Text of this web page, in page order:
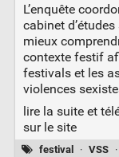
L’enquête
cabinet
mieux
contexte festif
festivals et les
violences
lire la suite et
sur le site
festival · VSS ·